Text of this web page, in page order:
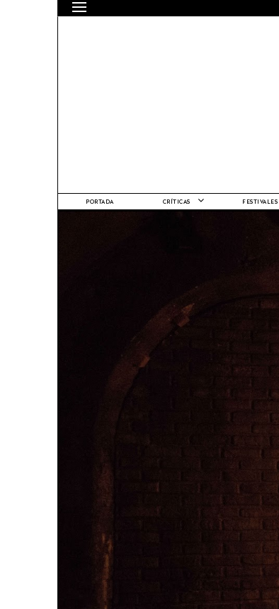
PORTADA CRÍTICAS FESTIVALES